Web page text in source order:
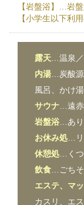
【岩盤浴】…岩
【小学生以下利用
露天 …温泉
内湯 …炭酸
風呂、かけ
サウナ …遠
岩盤浴 …あり
お休み処 …
休憩処 …く
飲食 …ごち
エステ、マ
カスリ、エ